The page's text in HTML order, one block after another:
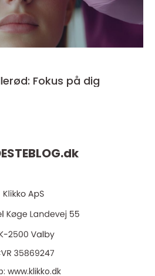
Fokus på dig
dk
www.klikko.dk